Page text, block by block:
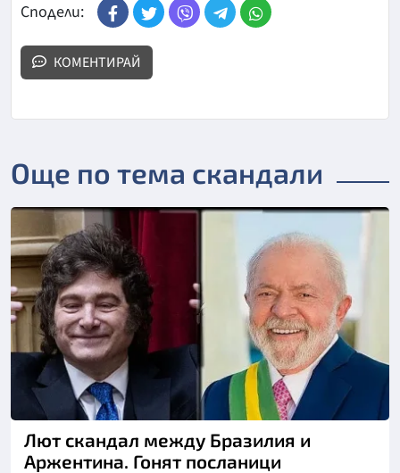
Сподели:
КОМЕНТИРАЙ
Още по тема скандали
Лют скандал между Бразилия и
Аржентина. Гонят посланици